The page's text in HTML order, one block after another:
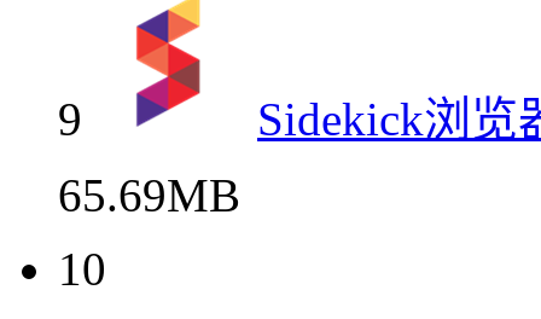
9
Sidekick浏
65.69MB
10